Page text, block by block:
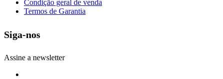
Condição geral de venda
Termos de Garantia
Siga-nos
Assine a newsletter